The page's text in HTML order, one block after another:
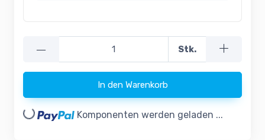
— Stk.
In den Warenkorb
Komponenten werden geladen ...